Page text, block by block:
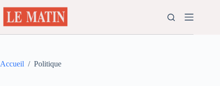
au
contenu
Accueil / Politique